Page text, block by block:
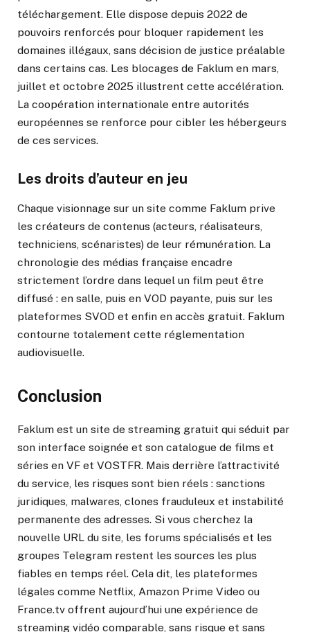
téléchargement. Elle dispose depuis 2022 de
pouvoirs renforcés pour bloquer rapidement les
domaines illégaux, sans décision de justice préalable
dans certains cas. Les blocages de Faklum en mars,
juillet et octobre 2025 illustrent cette accélération.
La coopération internationale entre autorités
européennes se renforce pour cibler les hébergeurs
de ces services.
Les droits d’auteur en jeu
Chaque visionnage sur un site comme Faklum prive
les créateurs de contenus (acteurs, réalisateurs,
techniciens, scénaristes) de leur rémunération. La
chronologie des médias française encadre
strictement l’ordre dans lequel un film peut être
diffusé : en salle, puis en VOD payante, puis sur les
plateformes SVOD et enfin en accès gratuit. Faklum
contourne totalement cette réglementation
audiovisuelle.
Conclusion
Faklum est un site de streaming gratuit qui séduit par
son interface soignée et son catalogue de films et
séries en VF et VOSTFR. Mais derrière l’attractivité
du service, les risques sont bien réels : sanctions
juridiques, malwares, clones frauduleux et instabilité
permanente des adresses. Si vous cherchez la
nouvelle URL du site, les forums spécialisés et les
groupes Telegram restent les sources les plus
fiables en temps réel. Cela dit, les plateformes
légales comme Netflix, Amazon Prime Video ou
France.tv offrent aujourd’hui une expérience de
streaming vidéo comparable, sans risque et sans